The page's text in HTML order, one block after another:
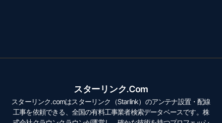
スターリンク.com
スターリンク.comはスターリンク（Starlink）のアンテナ設置・配線
工事を依頼できる、全国の有料工事業者検索データベースです。株